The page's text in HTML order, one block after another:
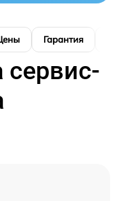
Гарантия